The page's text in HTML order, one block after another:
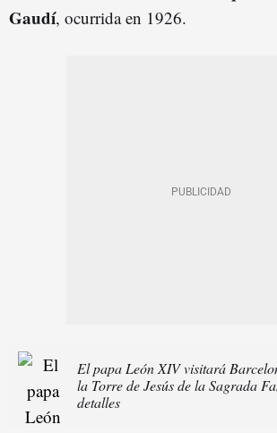
Gaudí, ocurrida en 1926.
El papa León XIV visitará
la Torre de Jesús de la Sagrada
detalles